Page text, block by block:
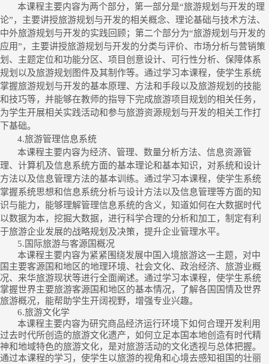
本课程主要内容为两个部分，第一部分是“旅游规划与开发的理
论”，主要讲授旅游规划与开发的相关概念、理论基础与技术方法、
中外旅游规划与开发的实践回顾；第二个部分为“旅游规划与开发的
应用”，主要讲授旅游规划与开发的分类与评价、市场分析与营销策
划、主题定位和功能分区、项目创意设计、可行性分析、保障体系
规划以及旅游规划图件及其制作等。通过学习本课程，使学生系统
掌握旅游规划与开发的基本原理、方法和手段以及旅游规划的技能
和技巧等，并能够在教师的指导下完成旅游项目规划的相关任务，
为学生开展相关实践活动和参与旅游资源规划与开发的相关工作打
下基础。
4.旅游管理信息系统
本课程主要内容为经济、管理、数量分析方法、信息资源管
理、计算机及信息系统方面的基本理论和基本知识，对系统和设计
方法以及信息管理方法的基本训练。通过学习本课程，使学生系统
掌握系统思想和信息系统分析与设计方法以及信息管理等方面的知
识与能力，能够理解管理信息系统的含义， 知道如何在大数据时代
以数据为本， 挖掘大数据， 进行科学合理的分析和加工， 制定有利
于旅游企业发展的战略规划及决策， 提升企业管理水平。
5. 国际旅游与客源国概况
本课程主要内容为紧紧围绕发展中国入境旅游这一主题，对中
国主要客源国和地区的地理环境、社会文化、政治经济、旅游业概
况、来华旅游现状等进行全面阐述。通过学习本课程，使学生系统
掌握世界主要旅游客源国和地区的基本情况，了解各国国情及世界
旅游概况，能帮助学生开阔视野，增强专业兴趣。
6.旅游文化学
本课程主要内容为研究商品经济运行环境下如何合理开发利用
过去时代所创造的旅游文化遗产，如何立足本国本地创造有时代精
神和地域特色的旅游文化，是对旅游活动的文化透视与总体把握。
通过本课程的学习，使学生以旅游的视角和心境去感知祖国的壮丽